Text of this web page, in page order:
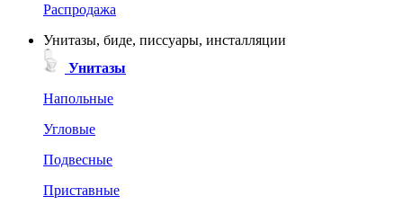
Распродажа
Унитазы, биде, писсуары, инсталляции
Унитазы
Напольные
Угловые
Подвесные
Приставные